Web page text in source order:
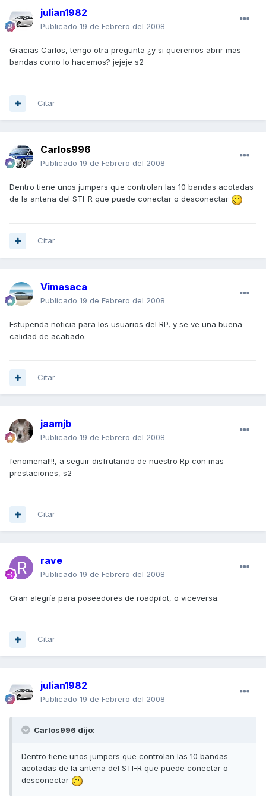
julian1982
Publicado 19 de Febrero del 2008
Gracias Carlos, tengo otra pregunta ¿y si queremos abrir mas
bandas como lo hacemos? jejeje s2
Citar
Carlos996
Publicado 19 de Febrero del 2008
Dentro tiene unos jumpers que controlan las 10 bandas acotadas
de la antena del STI-R que puede conectar o desconectar
Citar
Vimasaca
Publicado 19 de Febrero del 2008
Estupenda noticia para los usuarios del RP, y se ve una buena
calidad de acabado.
Citar
jaamjb
Publicado 19 de Febrero del 2008
fenomenal!!!, a seguir disfrutando de nuestro Rp con mas
prestaciones, s2
Citar
rave
Publicado 19 de Febrero del 2008
Gran alegría para poseedores de roadpilot, o viceversa.
Citar
julian1982
Publicado 19 de Febrero del 2008
Carlos996 dijo:
Dentro tiene unos jumpers que controlan las 10 bandas
acotadas de la antena del STI-R que puede conectar o
desconectar